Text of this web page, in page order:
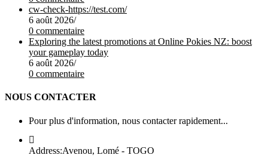
cw-check-https://test.com/
6 août 2026/
0 commentaire
Exploring the latest promotions at Online Pokies NZ: boost
your gameplay today
6 août 2026/
0 commentaire
NOUS CONTACTER
Pour plus d'information, nous contacter rapidement...
Address:Avenou, Lomé - TOGO